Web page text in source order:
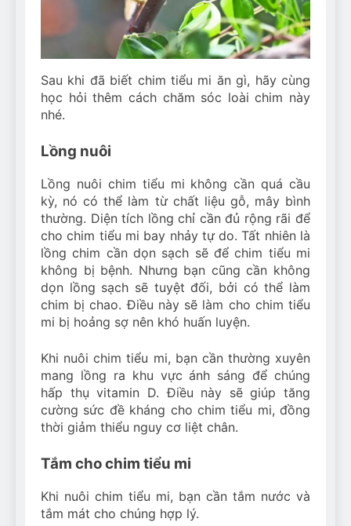
Sau khi đã biết chim tiểu mi ăn gì, hãy cùng
học hỏi thêm cách chăm sóc loài chim này
nhé.
Lồng nuôi
Lồng nuôi chim tiểu mi không cần quá cầu
kỳ, nó có thể làm từ chất liệu gỗ, mây bình
thường. Diện tích lồng chỉ cần đủ rộng rãi để
cho chim tiểu mi bay nhảy tự do. Tất nhiên là
lồng chim cần dọn sạch sẽ để chim tiểu mi
không bị bệnh. Nhưng bạn cũng cần không
dọn lồng sạch sẽ tuyệt đối, bởi có thể làm
chim bị chao. Điều này sẽ làm cho chim tiểu
mi bị hoảng sợ nên khó huấn luyện.
Khi nuôi chim tiểu mi, bạn cần thường xuyên
mang lồng ra khu vực ánh sáng để chúng
hấp thụ vitamin D. Điều này sẽ giúp tăng
cường sức đề kháng cho chim tiểu mi, đồng
thời giảm thiểu nguy cơ liệt chân.
Tắm cho chim tiểu mi
Khi nuôi chim tiểu mi, bạn cần tắm nước và
tắm mát cho chúng hợp lý.